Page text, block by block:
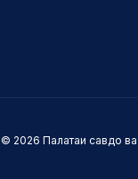
© 2026 Палатаи савдо ва